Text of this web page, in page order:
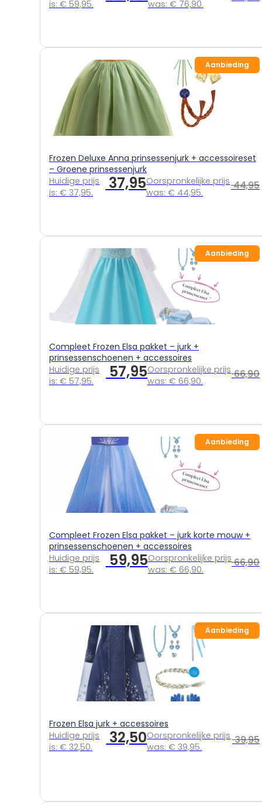
was: € 76,90.
is: € 59,95.
Frozen Deluxe Anna prinsessenjurk + accessoireset
– Groene prinsessenjurk
44,95
Oorspronkelijke prijs
was: € 44,95.
37,95
Huidige prijs
is: € 37,95.
Aanbieding
Compleet Frozen Elsa pakket – jurk +
prinsessenschoenen + accessoires
66,90
Oorspronkelijke prijs
was: € 66,90.
57,95
Huidige prijs
is: € 57,95.
Aanbieding
Compleet Frozen Elsa pakket – jurk korte mouw +
prinsessenschoenen + accessoires
66,90
Oorspronkelijke prijs
was: € 66,90.
59,95
Huidige prijs
is: € 59,95.
Aanbieding
Frozen Elsa jurk + accessoires
39,95
Oorspronkelijke prijs
was: € 39,95.
32,50
Huidige prijs
is: € 32,50.
Aanbieding